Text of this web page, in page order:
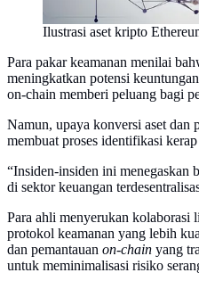
Ilustrasi aset kripto
Para pakar keamanan menilai
meningkatkan potensi
on-chain memberi peluang bagi
Namun, upaya konversi aset dan
membuat proses identifikasi
“Insiden-insiden ini menegaskan
di sektor keuangan
Para ahli menyerukan kolaborasi
protokol keamanan yang lebih
dan pemantauan on-chain yang
untuk meminimalisasi risiko